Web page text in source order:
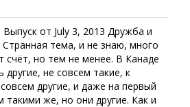
от July 3, 2013 Дружба и
тема, и не знаю, много
счёт, но тем не менее. В Канаде
не совсем такие, к
другие, и даже на первый
такими же, но они другие. Как и